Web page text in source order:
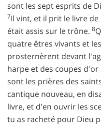
sont les sept esprits de
7Il vint, et il prit le livre
était assis sur le trône. 8
quatre êtres vivants et
prosternèrent devant
harpe et des coupes
sont les prières des
cantique nouveau, en
livre, et d'en ouvrir les
tu as racheté pour Dieu